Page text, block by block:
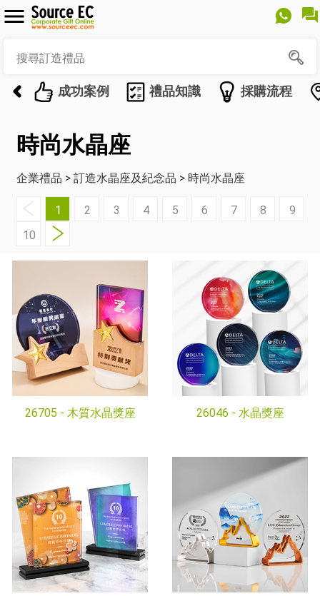
成功案例 禮品知識 採購流程
時尚水晶座
企業禮品 > 訂造水晶座及紀念品 > 時尚水晶座
1 2 3 4 5 6 7 8
9
10
26705 - 木質水晶獎座 26046 - 水晶獎座